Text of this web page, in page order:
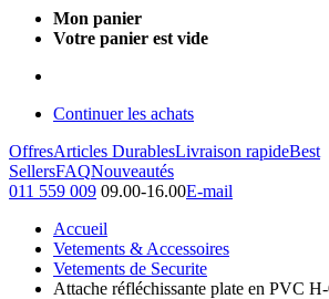
Mon panier
Votre panier est vide
Continuer les achats
OffresArticles DurablesLivraison rapideBest
SellersFAQNouveautés
011 559 009 09.00-16.00E-mail
Accueil
Vetements & Accessoires
Vetements de Securite
Attache réfléchissante plate en PVC